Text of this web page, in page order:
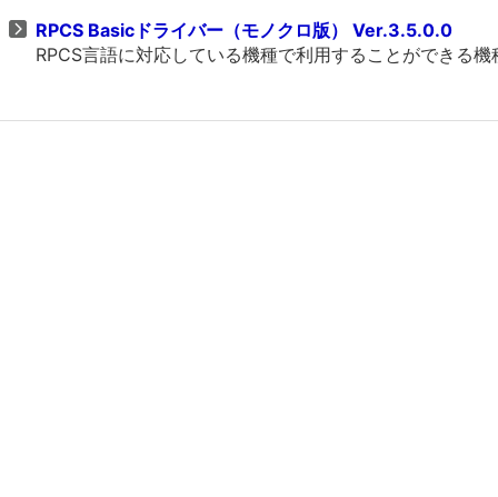
RPCS Basicドライバー（モノクロ版） Ver.3.5.0.0
RPCS言語に対応している機種で利用することができる